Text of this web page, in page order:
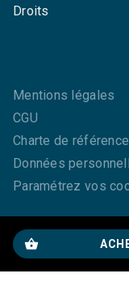
shopping_basket
Droits
Mentions légales
CGU
Charte de
Données
Paramétrez vos